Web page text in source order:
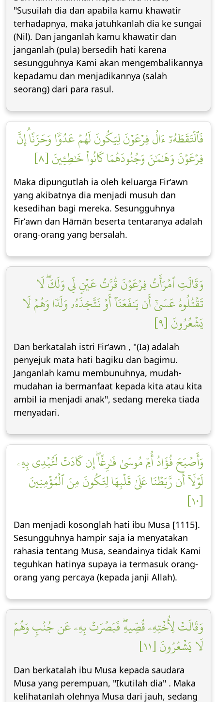
"Susuilah dia dan apabila kamu khawatir
terhadapnya, maka jatuhkanlah dia ke sungai
(Nil). Dan janganlah kamu khawatir dan
janganlah (pula) bersedih hati karena
sesungguhnya Kami akan mengembalikannya
kepadamu dan menjadikannya (salah
seorang) dari para rasul.
فَٱلۡتَقَطَهُۥٓ ءَالُ فِرۡعَوۡنَ لِيَكُونَ لَهُمۡ عَدُوّٗا وَحَزَنًاۗ إِنَّ
فِرۡعَوۡنَ وَهَٰمَٰنَ وَجُنُودَهُمَا كَانُواْ خَٰطِـِٔينَ [٨]
Maka dipungutlah ia oleh keluarga Firʻawn
yang akibatnya dia menjadi musuh dan
kesedihan bagi mereka. Sesungguhnya
Firʻawn dan Hāmān beserta tentaranya adalah
orang-orang yang bersalah.
وَقَالَتِ ٱمۡرَأَتُ فِرۡعَوۡنَ قُرَّتُ عَيۡنٖ لِّي وَلَكَۖ لَا
تَقۡتُلُوهُ عَسَىٰٓ أَن يَنفَعَنَآ أَوۡ نَتَّخِذَهُۥ وَلَدٗا وَهُمۡ لَا
يَشۡعُرُونَ [٩]
Dan berkatalah istri Firʻawn , "(Ia) adalah
penyejuk mata hati bagiku dan bagimu.
Janganlah kamu membunuhnya, mudah-
mudahan ia bermanfaat kepada kita atau kita
ambil ia menjadi anak", sedang mereka tiada
menyadari.
وَأَصۡبَحَ فُؤَادُ أُمِّ مُوسَىٰ فَٰرِغًاۖ إِن كَادَتۡ لَتُبۡدِي بِهِۦ
لَوۡلَآ أَن رَّبَطۡنَا عَلَىٰ قَلۡبِهَا لِتَكُونَ مِنَ ٱلۡمُؤۡمِنِينَ
[١٠]
Dan menjadi kosonglah hati ibu Musa [1115].
Sesungguhnya hampir saja ia menyatakan
rahasia tentang Musa, seandainya tidak Kami
teguhkan hatinya supaya ia termasuk orang-
orang yang percaya (kepada janji Allah).
وَقَالَتۡ لِأُخۡتِهِۦ قُصِّيهِۖ فَبَصُرَتۡ بِهِۦ عَن جُنُبٖ وَهُمۡ
لَا يَشۡعُرُونَ [١١]
Dan berkatalah ibu Musa kepada saudara
Musa yang perempuan, "Ikutilah dia" . Maka
kelihatanlah olehnya Musa dari jauh, sedang